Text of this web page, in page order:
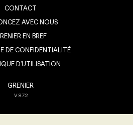
CONTACT
AVEC NOUS
EN BREF
DE CONFIDENTIALITÉ
D’UTILISATION
GRENIER
V8.7.2